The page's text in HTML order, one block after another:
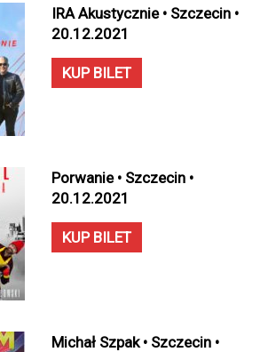
IRA Akustycznie • Szczecin •
20.12.2021
KUP BILET
Porwanie • Szczecin •
20.12.2021
KUP BILET
Michał Szpak • Szczecin •